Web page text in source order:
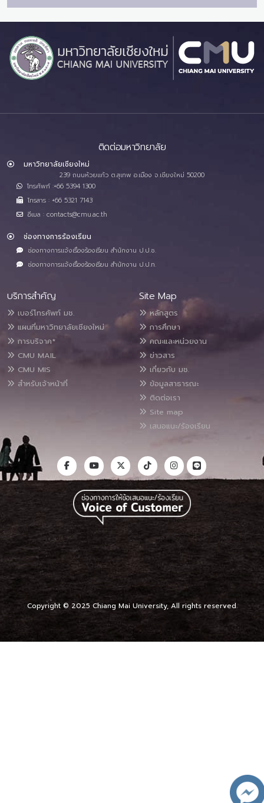
ติดต่อมหาวิทยาลัย
มหาวิทยาลัยเชียงใหม่
239 ถนนห้วยแก้ว ต.สุเทพ อ.เมือง จ.เชียงใหม่ 50200
โทรศัพท์ :+66 5394 1300
โทรสาร : +66 5321 7143
อีเมล : contacts@cmu.ac.th
ช่องทางการร้องเรียน
ช่องทางการแจ้งเรื่องร้องเรียน สำนักงาน ป.ป.ช.
ช่องทางการแจ้งเรื่องร้องเรียน สำนักงาน ป.ป.ท.
บริการสำคัญ
เบอร์โทรศัพท์ มช.
แผนที่มหาวิทยาลัยเชียงใหม่
การบริจาค*
CMU MAIL
CMU MIS
สำหรับเจ้าหน้าที่
Site Map
หลักสูตร
การศึกษา
คณะและหน่วยงาน
ข่าวสาร
เกี่ยวกับ มช.
ข้อมูลสาธารณะ
ติดต่อเรา
Site map
เสนอแนะ/ร้องเรียน
Copyright © 2025 Chiang Mai University, All rights reserved.